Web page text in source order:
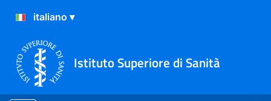
Istituto Superiore di Sanità